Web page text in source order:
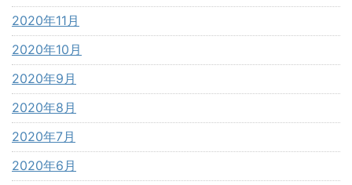
2020年11月
2020年10月
2020年9月
2020年8月
2020年7月
2020年6月